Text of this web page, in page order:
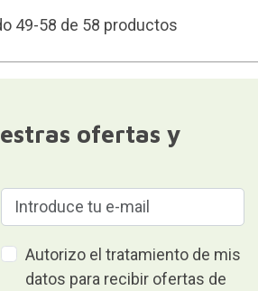
49-58 de 58 productos
ofertas y
Autorizo el tratamiento de mis
datos para recibir ofertas de